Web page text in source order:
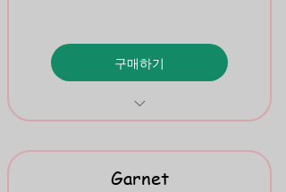
구매하기
Phonics Cards
Phonics Charts
Garnet